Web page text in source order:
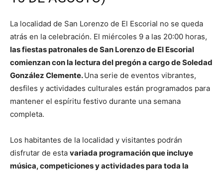
La localidad de San Lorenzo de El Escorial no se queda
atrás en la celebración. El miércoles 9 a las 20:00 horas,
las fiestas patronales de San Lorenzo de El Escorial
comienzan con la lectura del pregón a cargo de Soledad
González Clemente.Una serie de eventos vibrantes,
desfiles y actividades culturales están programados para
mantener el espíritu festivo durante una semana
completa.
Los habitantes de la localidad y visitantes podrán
disfrutar de esta variada programación que incluye
música, competiciones y actividades para toda la